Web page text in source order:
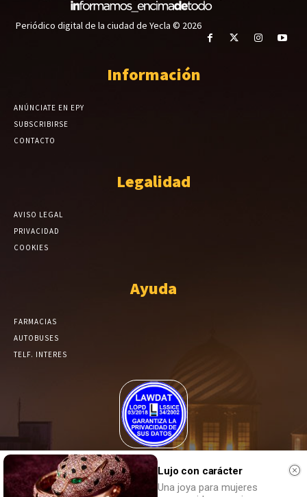
Periódico digital de la ciudad de Yecla © 2026
Información
ANÚNCIATE EN EPY
SUBSCRIBIRSE
CONTACTO
Legalidad
AVISO LEGAL
PRIVACIDAD
COOKIES
Ayuda
FARMACIAS
AUTOBUSES
TELF. INTERES
El Periódico de Yecla alcanza un grado más de compromiso en el
tratamiento de sus datos.
Lujo con carácter
Una joya para mujeres